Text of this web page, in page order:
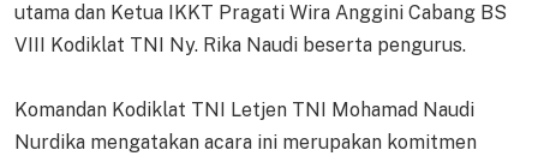
utama dan Ketua IKKT Pragati Wira Anggini Cabang BS
VIII Kodiklat TNI Ny. Rika Naudi beserta pengurus.
Komandan Kodiklat TNI Letjen TNI Mohamad Naudi
Nurdika mengatakan acara ini merupakan komitmen